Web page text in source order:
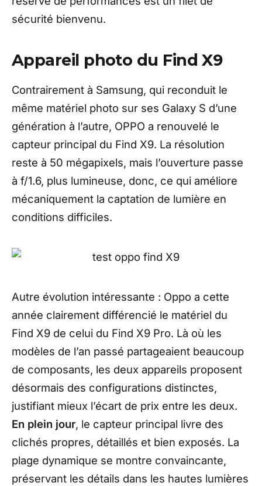
sécurité bienvenu.
Appareil photo du Find X9
Contrairement à Samsung, qui reconduit le
même matériel photo sur ses Galaxy S d’une
génération à l’autre, OPPO a renouvelé le
capteur principal du Find X9. La résolution
reste à 50 mégapixels, mais l’ouverture passe
à f/1.6, plus lumineuse, donc, ce qui améliore
mécaniquement la captation de lumière en
conditions difficiles.
Autre évolution intéressante : Oppo a cette
année clairement différencié le matériel du
Find X9 de celui du Find X9 Pro. Là où les
modèles de l’an passé partageaient beaucoup
de composants, les deux appareils proposent
désormais des configurations distinctes,
justifiant mieux l’écart de prix entre les deux.
En plein jour, le capteur principal livre des
clichés propres, détaillés et bien exposés. La
plage dynamique se montre convaincante,
préservant les détails dans les hautes lumières